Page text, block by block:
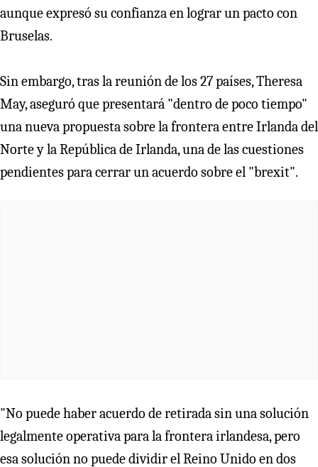
aunque expresó su confianza en lograr un pacto con
Bruselas.
Sin embargo, tras la reunión de los 27 países, Theresa
May, aseguró que presentará "dentro de poco tiempo"
una nueva propuesta sobre la frontera entre Irlanda del
Norte y la República de Irlanda, una de las cuestiones
pendientes para cerrar un acuerdo sobre el "brexit".
"No puede haber acuerdo de retirada sin una solución
legalmente operativa para la frontera irlandesa, pero
esa solución no puede dividir el Reino Unido en dos